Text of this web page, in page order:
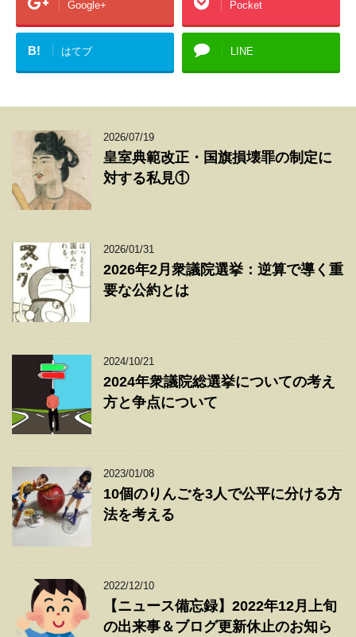
Google+ Pocket
B! はてブ LINE
2026/07/19
皇室典範改正・国旗損壊罪の制定に
対する私見①
2026/01/31
2026年2月衆議院選挙：逆算で導く重
要な公約とは
2024/10/21
2024年衆議院総選挙についての考え
方と争点について
2023/01/08
10個のりんごを3人で公平に分ける方
法を考える
2022/12/10
【ニュース備忘録】2022年12月上旬
の出来事＆ブログ更新休止のお知ら